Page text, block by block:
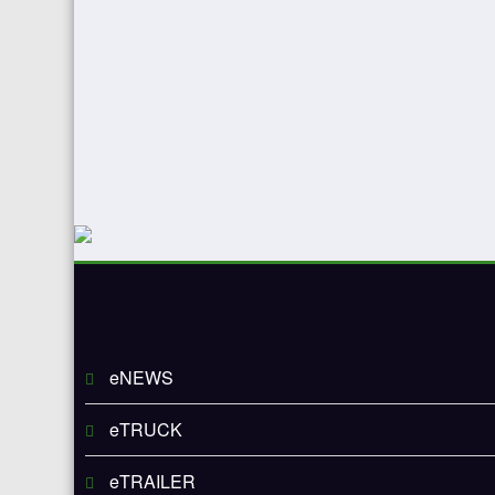
eNEWS
eTRUCK
eTRAILER